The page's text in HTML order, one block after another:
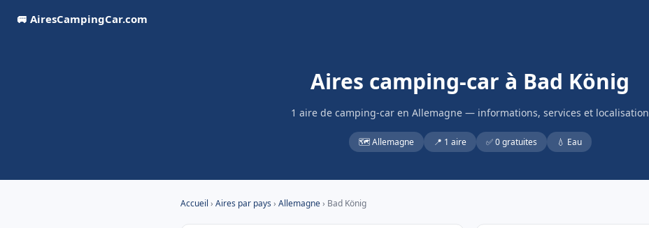
🚐 AiresCampingCar.com
Aires camping-car à Bad König
1 aire de camping-car en Allemagne — informations, services et localisation
🗺️ Allemagne 📍 1 aire ✅ 0 gratuites 💧 Eau
Accueil › Aires par pays› Allemagne› Bad König